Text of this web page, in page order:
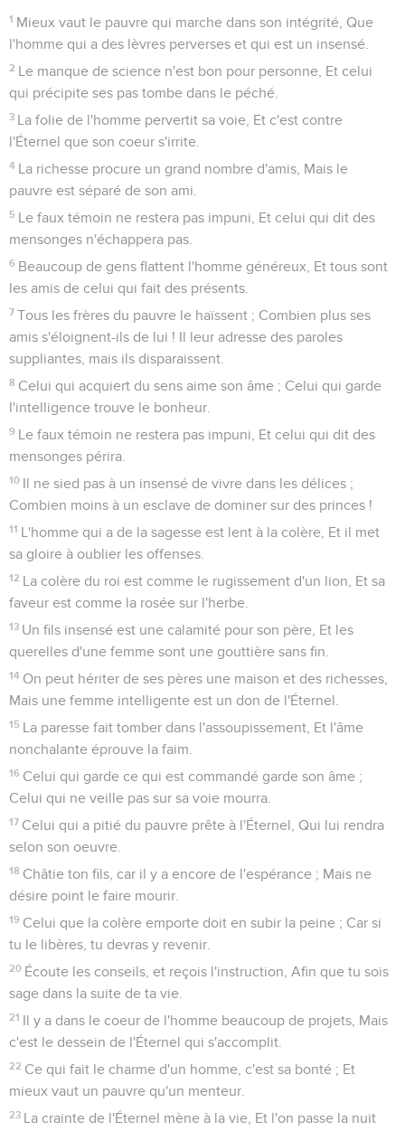
1 Mieux vaut le pauvre qui marche dans son intégrité, Que
l'homme qui a des lèvres perverses et qui est un insensé.
2 Le manque de science n'est bon pour personne, Et celui
qui précipite ses pas tombe dans le péché.
3 La folie de l'homme pervertit sa voie, Et c'est contre
l'Éternel que son coeur s'irrite.
4 La richesse procure un grand nombre d'amis, Mais le
pauvre est séparé de son ami.
5 Le faux témoin ne restera pas impuni, Et celui qui dit des
mensonges n'échappera pas.
6 Beaucoup de gens flattent l'homme généreux, Et tous sont
les amis de celui qui fait des présents.
7 Tous les frères du pauvre le haïssent ; Combien plus ses
amis s'éloignent-ils de lui ! Il leur adresse des paroles
suppliantes, mais ils disparaissent.
8 Celui qui acquiert du sens aime son âme ; Celui qui garde
l'intelligence trouve le bonheur.
9 Le faux témoin ne restera pas impuni, Et celui qui dit des
mensonges périra.
10 Il ne sied pas à un insensé de vivre dans les délices ;
Combien moins à un esclave de dominer sur des princes !
11 L'homme qui a de la sagesse est lent à la colère, Et il met
sa gloire à oublier les offenses.
12 La colère du roi est comme le rugissement d'un lion, Et sa
faveur est comme la rosée sur l'herbe.
13 Un fils insensé est une calamité pour son père, Et les
querelles d'une femme sont une gouttière sans fin.
14 On peut hériter de ses pères une maison et des richesses,
Mais une femme intelligente est un don de l'Éternel.
15 La paresse fait tomber dans l'assoupissement, Et l'âme
nonchalante éprouve la faim.
16 Celui qui garde ce qui est commandé garde son âme ;
Celui qui ne veille pas sur sa voie mourra.
17 Celui qui a pitié du pauvre prête à l'Éternel, Qui lui rendra
selon son oeuvre.
18 Châtie ton fils, car il y a encore de l'espérance ; Mais ne
désire point le faire mourir.
19 Celui que la colère emporte doit en subir la peine ; Car si
tu le libères, tu devras y revenir.
20 Écoute les conseils, et reçois l'instruction, Afin que tu sois
sage dans la suite de ta vie.
21 Il y a dans le coeur de l'homme beaucoup de projets, Mais
c'est le dessein de l'Éternel qui s'accomplit.
22 Ce qui fait le charme d'un homme, c'est sa bonté ; Et
mieux vaut un pauvre qu'un menteur.
23 La crainte de l'Éternel mène à la vie, Et l'on passe la nuit